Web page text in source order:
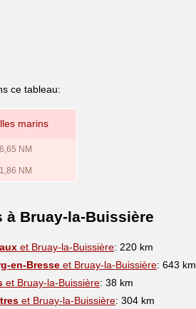
ce tableau:
marins
NM
NM
à Bruay-la-Buissière
et Bruay-la-Buissière: 220 km
en-Bresse et Bruay-la-Buissière: 643 km
et Bruay-la-Buissière: 38 km
et Bruay-la-Buissière: 304 km